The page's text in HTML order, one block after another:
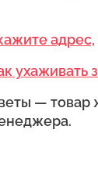
адрес,
ухаживать
— товар
на адрес в